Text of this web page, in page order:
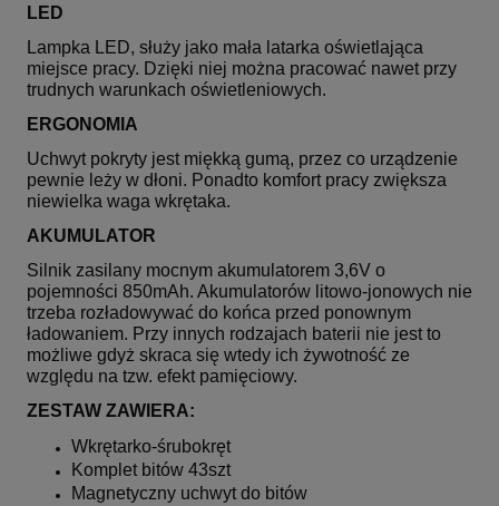
LED
Lampka LED, służy jako mała latarka oświetlająca
miejsce pracy. Dzięki niej można pracować nawet przy
trudnych warunkach oświetleniowych.
ERGONOMIA
Uchwyt pokryty jest miękką gumą, przez co urządzenie
pewnie leży w dłoni. Ponadto komfort pracy zwiększa
niewielka waga wkrętaka.
AKUMULATOR
Silnik zasilany mocnym akumulatorem 3,6V o
pojemności 850mAh. Akumulatorów litowo-jonowych nie
trzeba rozładowywać do końca przed ponownym
ładowaniem. Przy innych rodzajach baterii nie jest to
możliwe gdyż skraca się wtedy ich żywotność ze
względu na tzw. efekt pamięciowy.
ZESTAW ZAWIERA:
Wkrętarko-śrubokręt
Komplet bitów 43szt
Magnetyczny uchwyt do bitów